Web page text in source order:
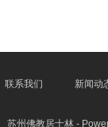
联系我们 新闻动
苏州佛教居士林 -